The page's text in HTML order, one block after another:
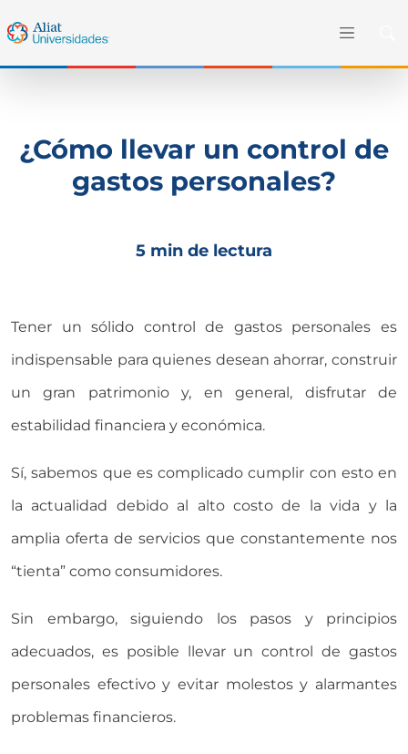
¿Cómo llevar un control de
gastos personales?
5 min de lectura
Tener un sólido control de gastos personales es
indispensable para quienes desean ahorrar, construir
un gran patrimonio y, en general, disfrutar de
estabilidad financiera y económica.
Sí, sabemos que es complicado cumplir con esto en
la actualidad debido al alto costo de la vida y la
amplia oferta de servicios que constantemente nos
“tienta” como consumidores.
Sin embargo, siguiendo los pasos y principios
adecuados, es posible llevar un control de gastos
personales efectivo y evitar molestos y alarmantes
problemas financieros.